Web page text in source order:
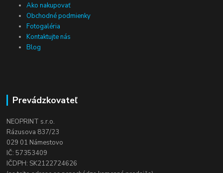
Ako nakupovať
Obchodné podmienky
Fotogaléria
Kontaktujte nás
Blog
Prevádzkovateľ
NEOPRINT s.r.o.
Rázusova 837/23
029 01 Námestovo
IČ: 57353409
IČDPH: SK2122724626